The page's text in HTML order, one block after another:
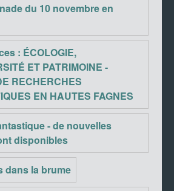
du 10 novembre en
: ÉCOLOGIE,
ET PATRIMOINE -
RECHERCHES
EN HAUTES FAGNES
- de nouvelles
disponibles
dans la brume